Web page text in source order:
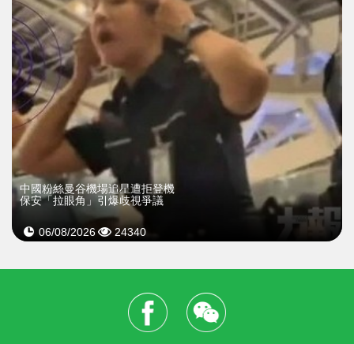
中國粉絲曼谷機場追星遭拒登機
保安「拉眼角」引爆歧視爭議
06/08/2026 24340